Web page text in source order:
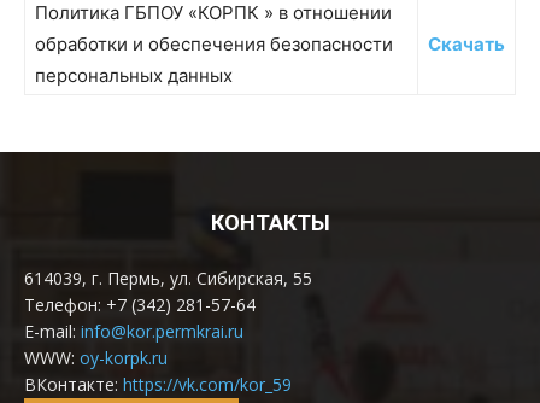
Политика ГБПОУ «КОРПК » в отношении
обработки и обеспечения безопасности
персональных данных
Скачать
КОНТАКТЫ
614039, г. Пермь, ул. Сибирская, 55
Телефон: +7 (342) 281-57-64
E-mail: info@kor.permkrai.ru
WWW: oy-korpk.ru
ВКонтакте: https://vk.com/kor_59